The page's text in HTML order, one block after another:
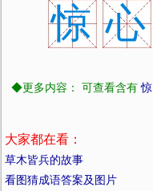
惊 心
◆更多内容： 可查看含有惊
大家都在看：
草木皆兵的故事
看图猜成语答案及图片